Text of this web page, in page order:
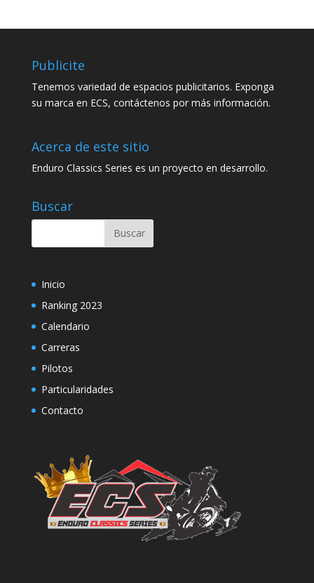
Publicite
Tenemos variedad de espacios publicitarios. Exponga
su marca en ECS, contáctenos por más información.
Acerca de este sitio
Enduro Classics Series es un proyecto en desarrollo.
Buscar
Inicio
Ranking 2023
Calendario
Carreras
Pilotos
Particularidades
Contacto